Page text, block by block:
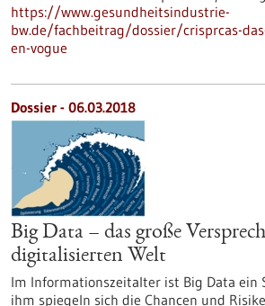
https://www.gesundheitsindustrie-
bw.de/fachbeitrag/dossier/crisprcas-
en-vogue
Dossier - 06.03.2018
Big Data – das große
digitalisierten Welt
Im Informationszeitalter ist Big Data ein
ihm spiegeln sich die Chancen und